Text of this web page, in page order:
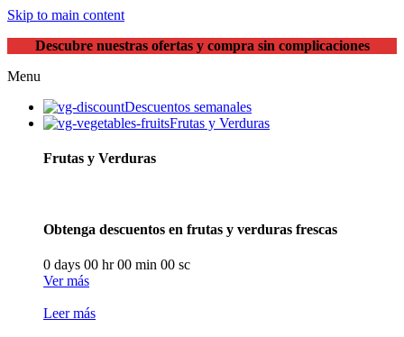
Skip to main content
Descubre nuestras ofertas y compra sin complicaciones
Menu
Descuentos semanales
Frutas y Verduras
Frutas y Verduras
Obtenga descuentos en frutas y verduras frescas
0 days 00 hr00 min 00 sc
Ver más
Leer más